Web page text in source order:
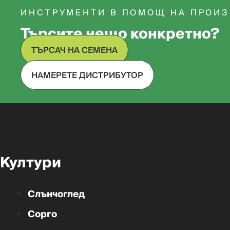
ИНСТРУМЕНТИ В ПОМОЩ НА
Търсите нещо конкретно?
ТЪРСАЧ НА СЕМЕНА
НАМЕРЕТЕ ДИСТРИБУТОР
Култури
Слънчоглед
Сорго